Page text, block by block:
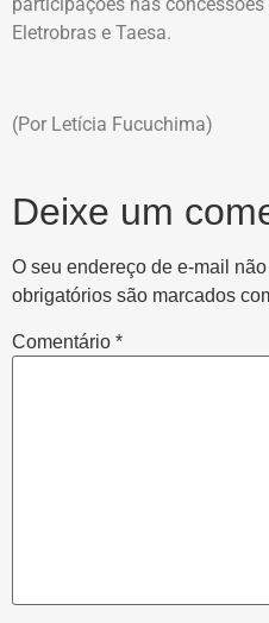
Eletrobras e Taesa.
(Por Letícia Fucuchima)
Deixe um
O seu endereço de e-mail
obrigatórios são marcados
Comentário *